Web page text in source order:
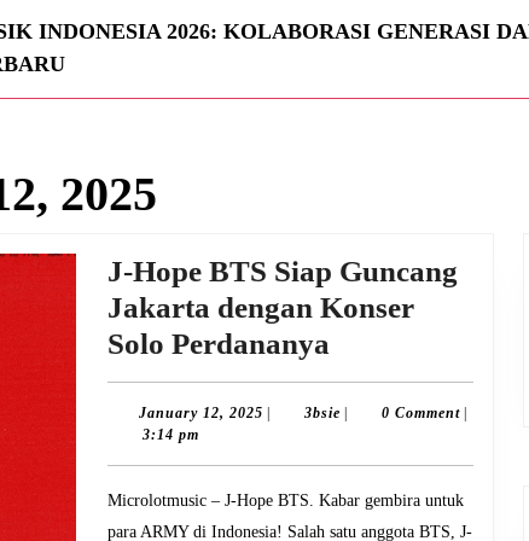
INDONESIA 2026: KOLABORASI GENERASI
2025
J-Hope BTS Siap Guncang
Jakarta dengan Konser
Solo Perdananya
Hope
BTS
Guncang
Jakarta
January 12, 2025
January
3bsie 3bsie0 Comment
3:14 pm
Microlotmusic – J-Hope BTS. Kabar gembira untuk
para ARMY di Indonesia! Salah satu anggota BTS, J-